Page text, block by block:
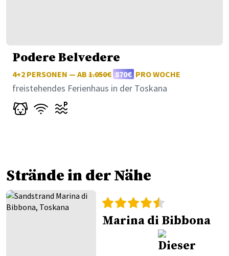
Podere Belvedere
4+2 PERSONEN — AB 1.050€ 870€ PRO WOCHE
freistehendes Ferienhaus in der Toskana
Strände in der Nähe
Marina di Bibbona